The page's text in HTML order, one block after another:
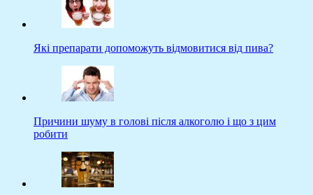
Які препарати допоможуть відмовитися від пива?
Причини шуму в голові після алкоголю і що з цим
робити